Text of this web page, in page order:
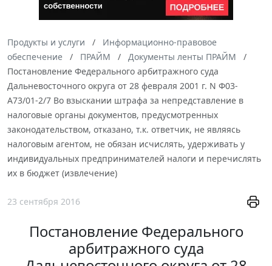
Продукты и услуги
Информационно-правовое
обеспечение
ПРАЙМ
Документы ленты ПРАЙМ
Постановление Федерального арбитражного суда
Дальневосточного округа от 28 февраля 2001 г. N Ф03-
А73/01-2/7 Во взыскании штрафа за непредставление в
налоговые органы документов, предусмотренных
законодательством, отказано, т.к. ответчик, не являясь
налоговым агентом, не обязан исчислять, удерживать у
индивидуальных предпринимателей налоги и перечислять
их в бюджет (извлечение)
23 сентября 2016
Постановление Федерального
арбитражного суда